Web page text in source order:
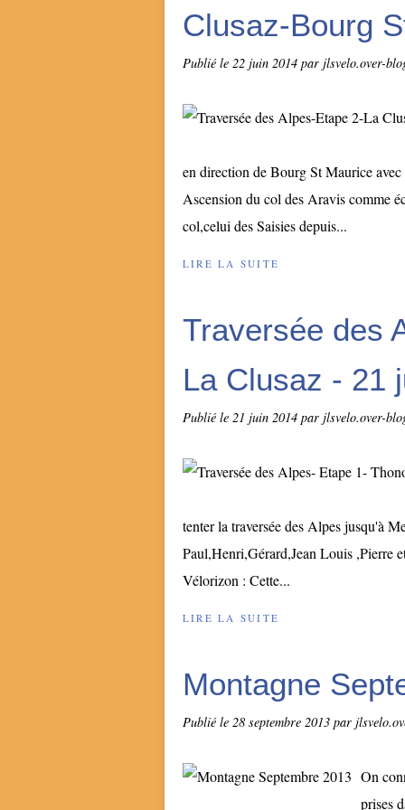
Clusaz-Bourg
Publié le 22 juin 2014 par jlsvelo.over-
en direction de Bourg St Maurice
Ascension du col des Aravis comme
col,celui des Saisies depuis...
LIRE LA SUITE
Traversée des
La Clusaz - 21
Publié le 21 juin 2014 par jlsvelo.over-
tenter la traversée des Alpes jusqu'à
Paul,Henri,Gérard,Jean Louis ,Pierre
Vélorizon : Cette...
LIRE LA SUITE
Montagne
Publié le 28 septembre 2013 par
On
prises